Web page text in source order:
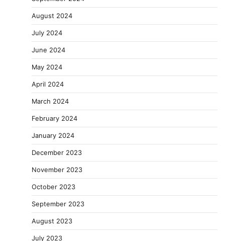
August 2024
July 2024
June 2024
May 2024
April 2024
March 2024
February 2024
January 2024
December 2023
November 2023
October 2023
September 2023
August 2023
July 2023